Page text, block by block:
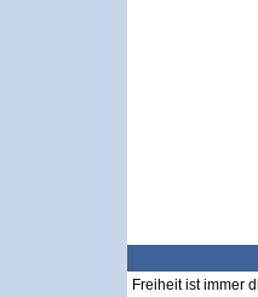
Freiheit ist immer